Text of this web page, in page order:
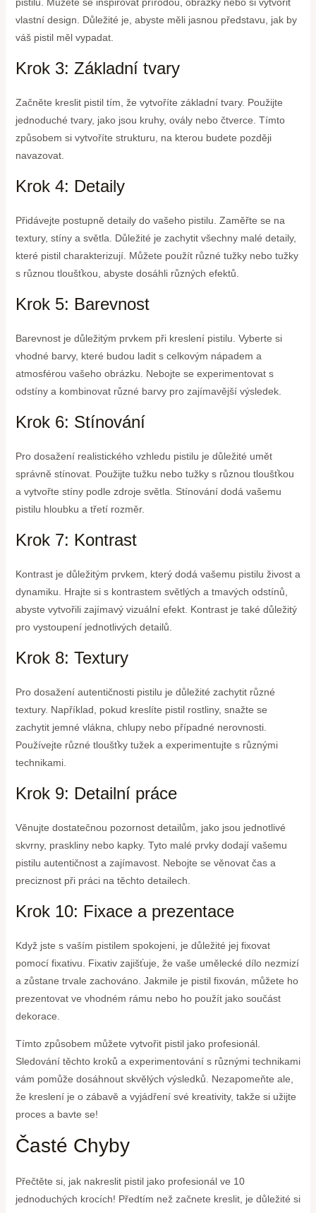
vlastní design. Důležité je, abyste měli jasnou představu, jak by
váš pistil měl vypadat.
Krok 3: Základní tvary
Začněte kreslit pistil tím, že vytvoříte základní tvary. Použijte
jednoduché tvary, jako jsou kruhy, ovály nebo čtverce. Tímto
způsobem si vytvoříte strukturu, na kterou budete později
navazovat.
Krok 4: Detaily
Přidávejte postupně detaily do vašeho pistilu. Zaměřte se na
textury, stíny a světla. Důležité je zachytit všechny malé detaily,
které pistil charakterizují. Můžete použít různé tužky nebo tužky
s různou tloušťkou, abyste dosáhli různých efektů.
Krok 5: Barevnost
Barevnost je důležitým prvkem při kreslení pistilu. Vyberte si
vhodné barvy, které budou ladit s celkovým nápadem a
atmosférou vašeho obrázku. Nebojte se experimentovat s
odstíny a kombinovat různé barvy pro zajímavější výsledek.
Krok 6: Stínování
Pro dosažení realistického vzhledu pistilu je důležité umět
správně stínovat. Použijte tužku nebo tužky s různou tloušťkou
a vytvořte stíny podle zdroje světla. Stínování dodá vašemu
pistilu hloubku a třetí rozměr.
Krok 7: Kontrast
Kontrast je důležitým prvkem, který dodá vašemu pistilu živost a
dynamiku. Hrajte si s kontrastem světlých a tmavých odstínů,
abyste vytvořili zajímavý vizuální efekt. Kontrast je také důležitý
pro vystoupení jednotlivých detailů.
Krok 8: Textury
Pro dosažení autentičnosti pistilu je důležité zachytit různé
textury. Například, pokud kreslíte pistil rostliny, snažte se
zachytit jemné vlákna, chlupy nebo případné nerovnosti.
Používejte různé tloušťky tužek a experimentujte s různými
technikami.
Krok 9: Detailní práce
Věnujte dostatečnou pozornost detailům, jako jsou jednotlivé
skvrny, praskliny nebo kapky. Tyto malé prvky dodají vašemu
pistilu autentičnost a zajímavost. Nebojte se věnovat čas a
preciznost při práci na těchto detailech.
Krok 10: Fixace a prezentace
Když jste s vaším pistilem spokojeni, je důležité jej fixovat
pomocí fixativu. Fixativ zajišťuje, že vaše umělecké dílo nezmizí
a zůstane trvale zachováno. Jakmile je pistil fixován, můžete ho
prezentovat ve vhodném rámu nebo ho použít jako součást
dekorace.
Tímto způsobem můžete vytvořit pistil jako profesionál.
Sledování těchto kroků a experimentování s různými technikami
vám pomůže dosáhnout skvělých výsledků. Nezapomeňte ale,
že kreslení je o zábavě a vyjádření své kreativity, takže si užijte
proces a bavte se!
Časté Chyby
Přečtěte si, jak nakreslit pistil jako profesionál ve 10
jednoduchých krocích! Předtím než začnete kreslit, je důležité si